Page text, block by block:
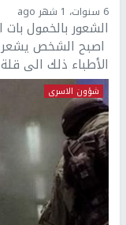
6 سنوات، 1 شهر ago
الشعور بالخمول
اصبح الشخص يشعر
الأطباء ذلك الى
شؤون الاسرى